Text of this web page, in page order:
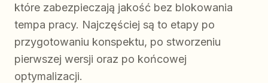
które zabezpieczają jakość bez blokowania
tempa pracy. Najczęściej są to etapy po
przygotowaniu konspektu, po stworzeniu
pierwszej wersji oraz po końcowej
optymalizacji.